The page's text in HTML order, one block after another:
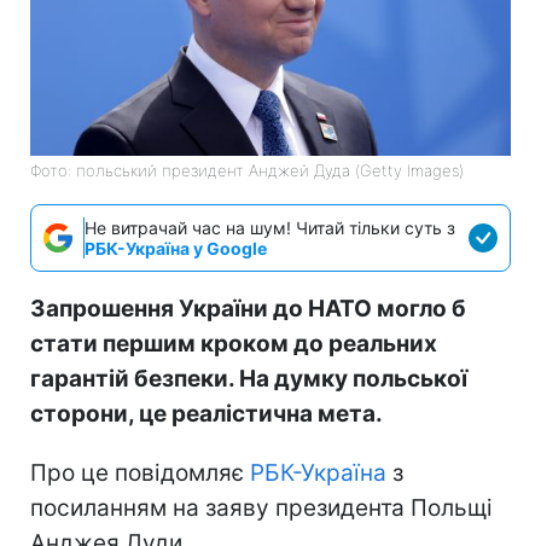
Фото: польський президент Анджей Дуда (Getty Images)
Не витрачай час на шум! Читай тільки суть з
РБК-Україна у Google
Запрошення України до НАТО могло б
стати першим кроком до реальних
гарантій безпеки. На думку польської
сторони, це реалістична мета.
Про це повідомляє РБК-Україна з
посиланням на заяву президента Польщі